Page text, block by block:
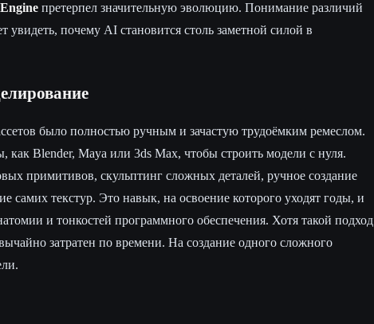
претерпел значительную эволюцию. Понимание различий
почему AI становится столь заметной силой в
было полностью ручным и зачастую трудоёмким ремеслом.
Blender, Maya или 3ds Max, чтобы строить модели с нуля.
примитивов, скульптинг сложных деталей, ручное создание
самих текстур. Это навык, на освоение которого уходят годы, и
и тонкостей программного обеспечения. Хотя такой подход
затратен по времени. На создание одного сложного